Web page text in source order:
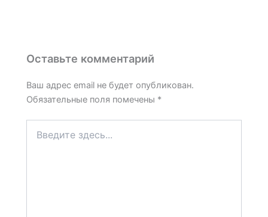
Оставьте комментарий
Ваш адрес email не будет опубликован.
Обязательные поля помечены *
здесь...